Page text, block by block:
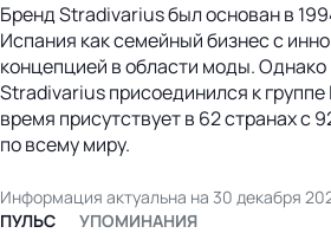
Бренд Stradivarius был основан в
Испания как семейный бизнес с
концепцией в области моды. Однако
Stradivarius присоединился к
время присутствует в 62 странах с
по всему миру.
Информация актуальна на 30 декабря
ПУЛЬС
УПОМИНАНИЯ